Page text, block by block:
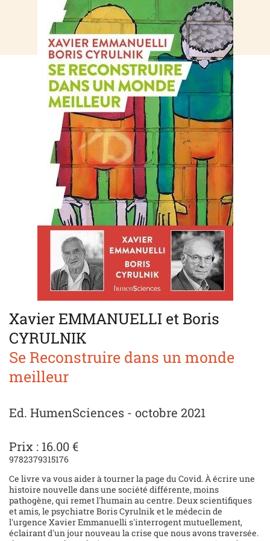
Xavier EMMANUELLI et Boris
CYRULNIK
Se Reconstruire dans un monde
meilleur
Ed. HumenSciences - octobre 2021
Prix : 16.00 €
9782379315176
Ce livre va vous aider à tourner la page du Covid. À écrire une
histoire nouvelle dans une société différente, moins
pathogène, qui remet l'humain au centre. Deux scientifiques
et amis, le psychiatre Boris Cyrulnik et le médecin de
l'urgence Xavier Emmanuelli s'interrogent mutuellement,
éclairant d'un jour nouveau la crise que nous avons traversée.